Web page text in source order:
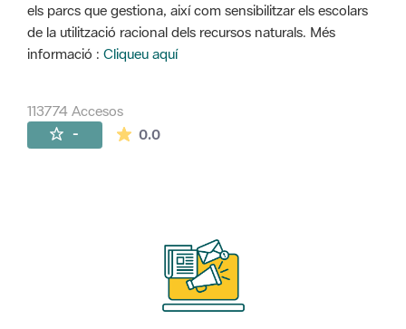
els parcs que gestiona, així com sensibilitzar els escolars
de la utilització racional dels recursos naturals. Més
informació : Cliqueu aquí
113774 Accesos
- 0.0La valoración media es de 0 estrellas de